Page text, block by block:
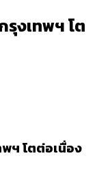
งเทพฯ โต
ฯ โตต่อเนื่อง